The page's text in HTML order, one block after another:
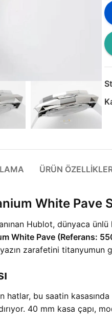
ÜRÜN
White Pave
Hublot, dünyaca
White Pave (Referans:
zarafetini
hatlar, bu saatin
40 mm kasa çapı,